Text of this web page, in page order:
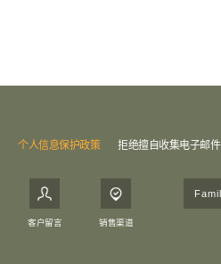
个人信息保护政策 拒绝擅自收集电子邮件
客户留言 销售渠道